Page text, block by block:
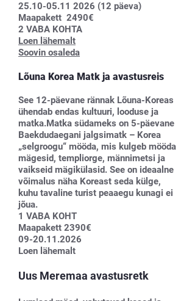
25.10-05.11 2026 (12 päeva)
Maapakett 2490€
2 VABA KOHTA
Loen lähemalt
Soovin osaleda
Lõuna Korea Matk ja avastusreis
See 12-päevane rännak Lõuna-Koreas
ühendab endas kultuuri, looduse ja
matka.Matka südameks on 5-päevane
Baekdudaegani jalgsimatk – Korea
„selgroogu“ mööda, mis kulgeb mööda
mägesid, templiorge, männimetsi ja
vaikseid mägikülasid. See on ideaalne
võimalus näha Koreast seda külge,
kuhu tavaline turist peaaegu kunagi ei
jõua.
1 VABA KOHT
Maapakett 2390€
09-20.11.2026
Loen lähemalt
Uus Meremaa avastusretk